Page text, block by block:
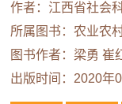
作者： 江西省社会
所属图书：农业农
图书作者： 梁勇 崔
出版时间：2020年